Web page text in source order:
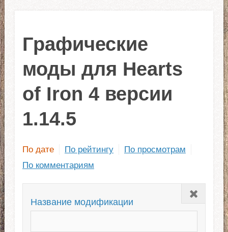
Графические
моды для Hearts
of Iron 4 версии
1.14.5
По дате По рейтингу
По просмотрам
По комментариям
Закрыть
Название модификации